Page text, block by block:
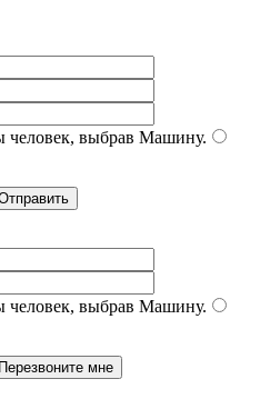
человек, выбрав Машину.
человек, выбрав Машину.